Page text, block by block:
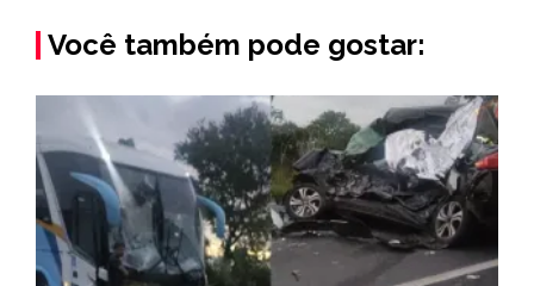
Você também pode gostar: